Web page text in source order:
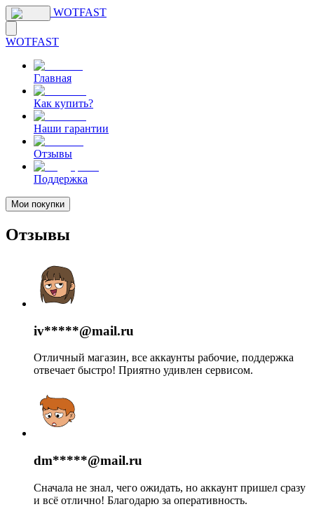
WOTFAST
WOTFAST
Главная
Как купить?
Наши гарантии
Отзывы
Поддержка
Мои покупки
Отзывы
iv*****@mail.ru
Отличный магазин, все аккаунты рабочие, поддержка
отвечает быстро! Приятно удивлен сервисом.
dm*****@mail.ru
Сначала не знал, чего ожидать, но аккаунт пришел сразу
и всё отлично! Благодарю за оперативность.